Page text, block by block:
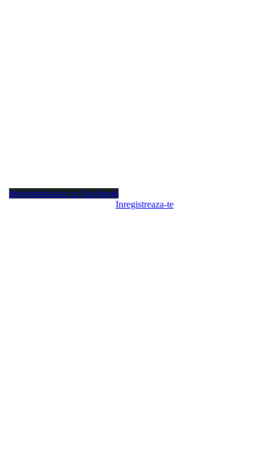
Inregistreaza-te cu Facebook
Inregistreaza-te